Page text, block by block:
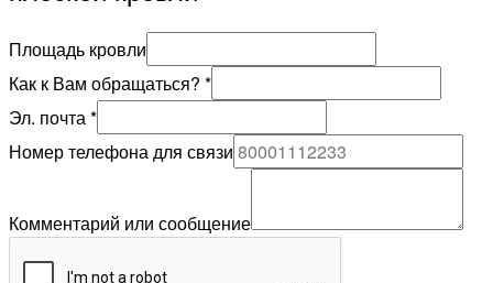
почта
Как
Площадь кровли
Как к Вам обращаться? *
Эл. почта*
Номер телефона для связи
Комментарий или сообщение